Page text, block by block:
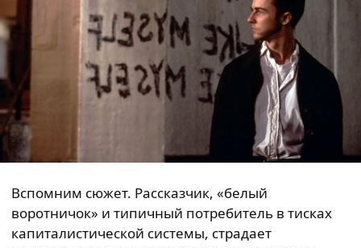
Вспомним сюжет. Рассказчик, «белый
воротничок» и типичный потребитель в тисках
капиталистической системы, страдает